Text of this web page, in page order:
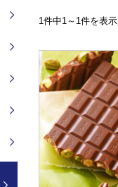
1件中1～1件を表示